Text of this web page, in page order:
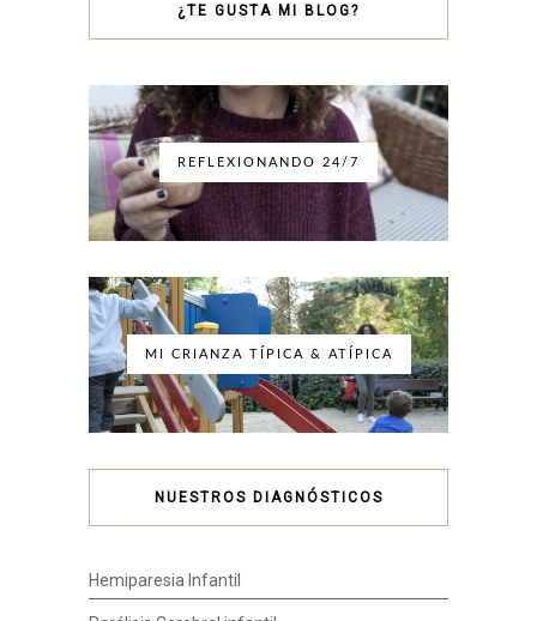
¿TE GUSTA MI BLOG?
REFLEXIONANDO 24/7
MI CRIANZA TÍPICA & ATÍPICA
NUESTROS DIAGNÓSTICOS
Hemiparesia Infantil